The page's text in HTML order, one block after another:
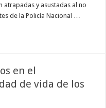
atrapadas y asustadas al no
de la Policía Nacional …
en el
de vida de los